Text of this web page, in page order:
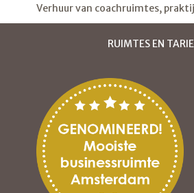
Verhuur van coachruimtes,
RUIMTES EN